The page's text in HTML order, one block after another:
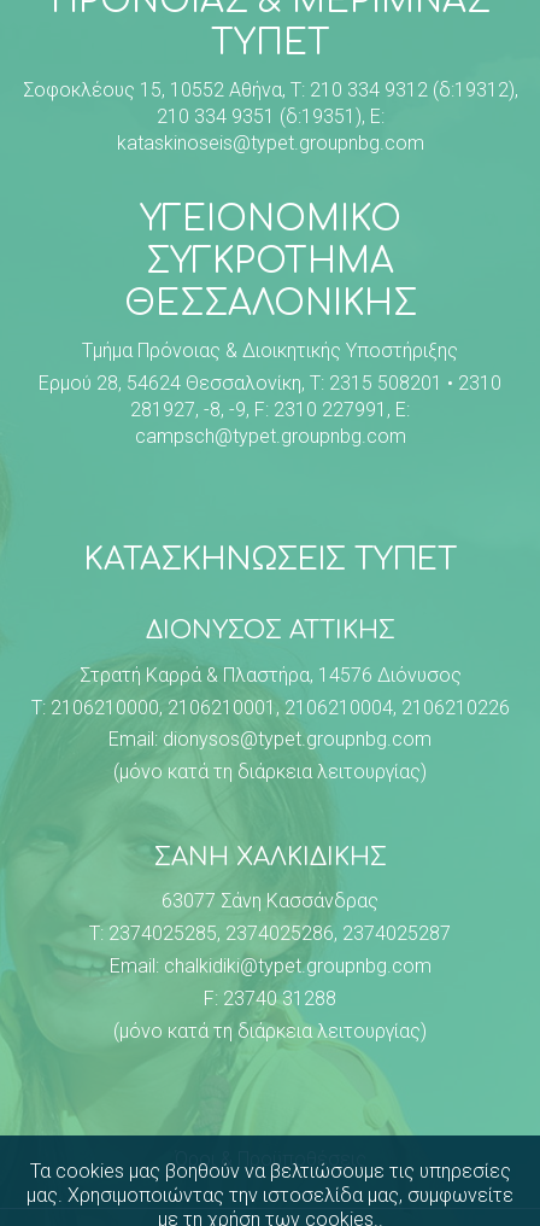
ΤΥΠΕΤ
Σοφοκλέους 15, 10552 Αθήνα, Τ: 210 334 9312 (δ:19312),
210 334 9351 (δ:19351), E:
kataskinoseis@typet.groupnbg.com
ΥΓΕΙΟΝΟΜΙΚΟ
ΣΥΓΚΡΟΤΗΜΑ
ΘΕΣΣΑΛΟΝΙΚΗΣ
Τμήμα Πρόνοιας & Διοικητικής Υποστήριξης
Ερμού 28, 54624 Θεσσαλονίκη, Τ: 2315 508201 • 2310
281927, -8, -9, F: 2310 227991, E:
campsch@typet.groupnbg.com
ΚΑΤΑΣΚΗΝΩΣΕΙΣ ΤΥΠΕΤ
ΔΙΟΝΥΣΟΣ ΑΤΤΙΚΗΣ
Στρατή Καρρά & Πλαστήρα, 14576 Διόνυσος
Τ: 2106210000, 2106210001 , 2106210004, 2106210226
Email: dionysos@typet.groupnbg.com
(μόνο κατά τη διάρκεια λειτουργίας)
ΣΑΝΗ ΧΑΛΚΙΔΙΚΗΣ
63077 Σάνη Κασσάνδρας
Τ: 2374025285, 2374025286, 2374025287
Email: chalkidiki@typet.groupnbg.com
F: 23740 31288
(μόνο κατά τη διάρκεια λειτουργίας)
Όροι & Προϋποθέσεις
Τα cookies μας βοηθούν να βελτιώσουμε τις υπηρεσίες
μας. Χρησιμοποιώντας την ιστοσελίδα μας, συμφωνείτε
με τη χρήση των cookies..